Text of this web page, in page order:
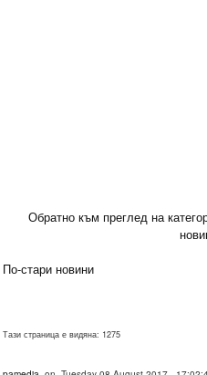
Обратно към преглед на
По-стари новини
Тази страница е видяна: 1275